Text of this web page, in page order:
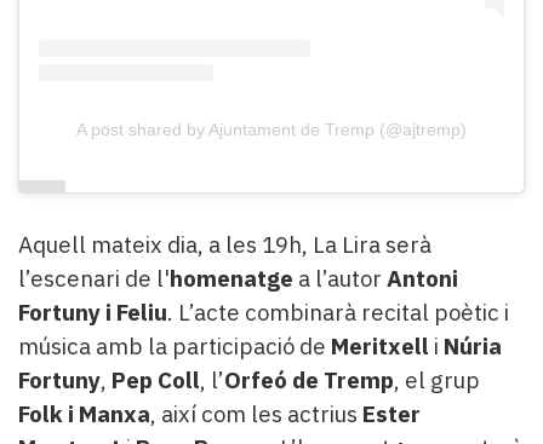
A post shared by Ajuntament de Tremp (@ajtremp)
Aquell mateix dia, a les 19h, La Lira serà
l’escenari de l'homenatge a l’autor Antoni
Fortuny i Feliu. L’acte combinarà recital poètic i
música amb la participació de Meritxell i Núria
Fortuny, Pep Coll, l’Orfeó de Tremp, el grup
Folk i Manxa, així com les actrius Ester